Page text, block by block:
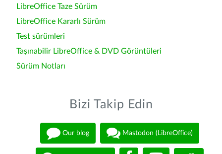
LibreOffice Taze Sürüm
LibreOffice Kararlı Sürüm
Test sürümleri
Taşınabilir LibreOffice & DVD Görüntüleri
Sürüm Notları
Bizi Takip Edin
Our blog Mastodon (LibreOffice)